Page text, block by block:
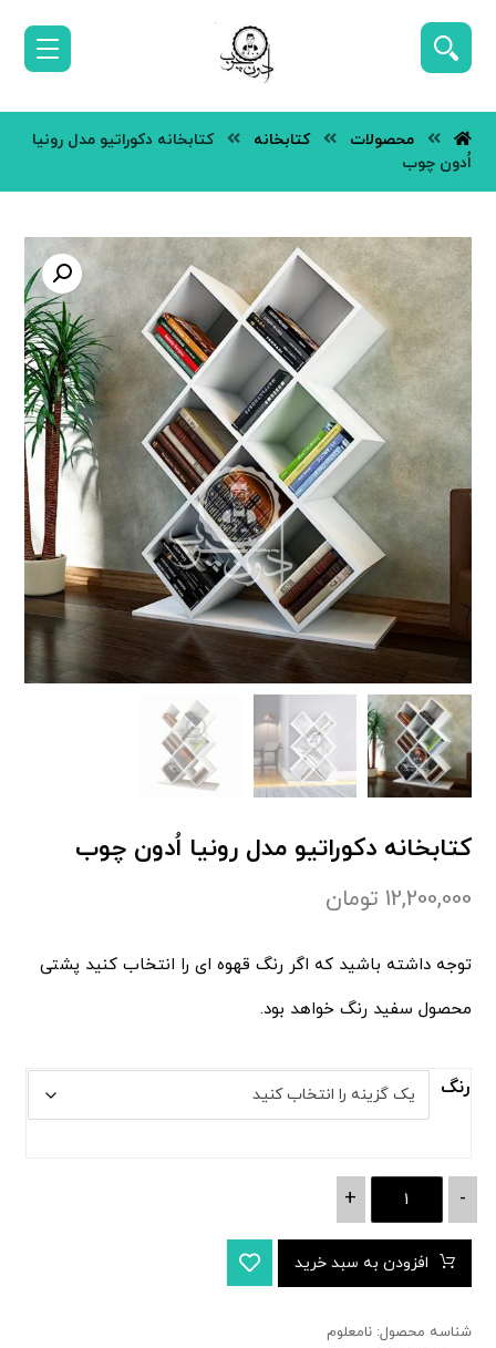
محصولات کتابخانه
کتابخانه دکوراتیو مدل رونیا
اُدون چوب
کتابخانه دکوراتیو مدل رونیا اُدون چوب
12,200,000 تومان
توجه داشته باشید که اگر رنگ قهوه ای را انتخاب کنید پشتی
محصول سفید رنگ خواهد بود.
رنگ
-
+
افزودن به سبد خرید
شناسه محصول:نامعلوم